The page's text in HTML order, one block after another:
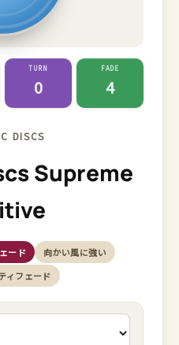
TURN
0
FADE
4
DISCS
Supreme
ード
向かい風に強い
ィフェード